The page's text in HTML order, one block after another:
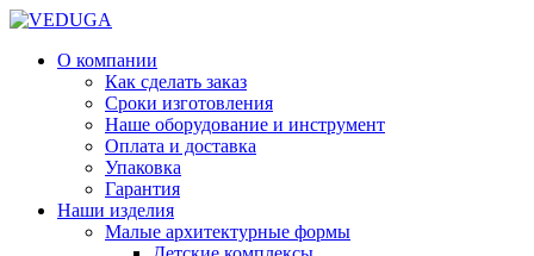
О компании
Как сделать заказ
Сроки изготовления
Наше оборудование и инструмент
Оплата и доставка
Упаковка
Гарантия
Наши изделия
Малые архитектурные формы